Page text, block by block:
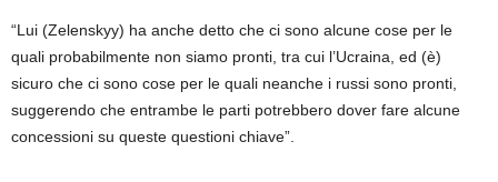
“Lui (Zelenskyy) ha anche detto che ci sono alcune cose per le
quali probabilmente non siamo pronti, tra cui l’Ucraina, ed (è)
sicuro che ci sono cose per le quali neanche i russi sono pronti,
suggerendo che entrambe le parti potrebbero dover fare alcune
concessioni su queste questioni chiave”.